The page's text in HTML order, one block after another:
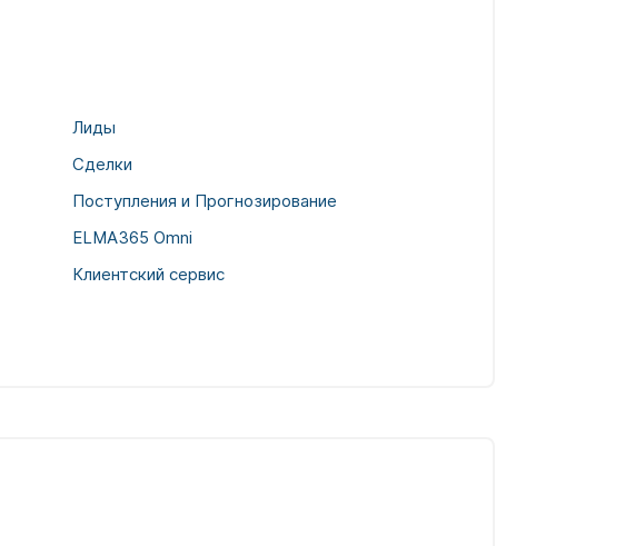
Лиды
Сделки
Поступления и Прогнозирование
ELMA365 Omni
Клиентский сервис